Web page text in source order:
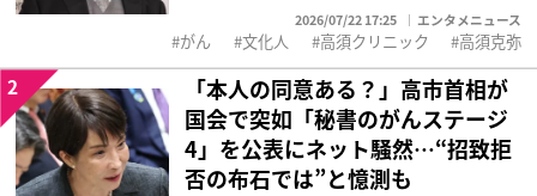
2026/07/22 17:25 エンタメニュース
がん 文化人 高須クリニック 高須克弥
「本人の同意ある？」高市首相が
国会で突如「秘書のがんステージ
4」を公表にネット騒然…“招致拒
否の布石では”と憶測も
2